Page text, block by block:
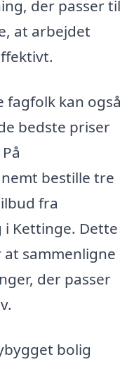
der passer til
at arbejdet
fagfolk kan også
bedste priser
bestille tre
fra
Kettinge. Dette
sammenligne
der passer
bolig